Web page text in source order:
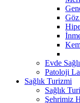
Evde
Patoloji
Sağlık Turizmi
Sağlık
Şehrimiz